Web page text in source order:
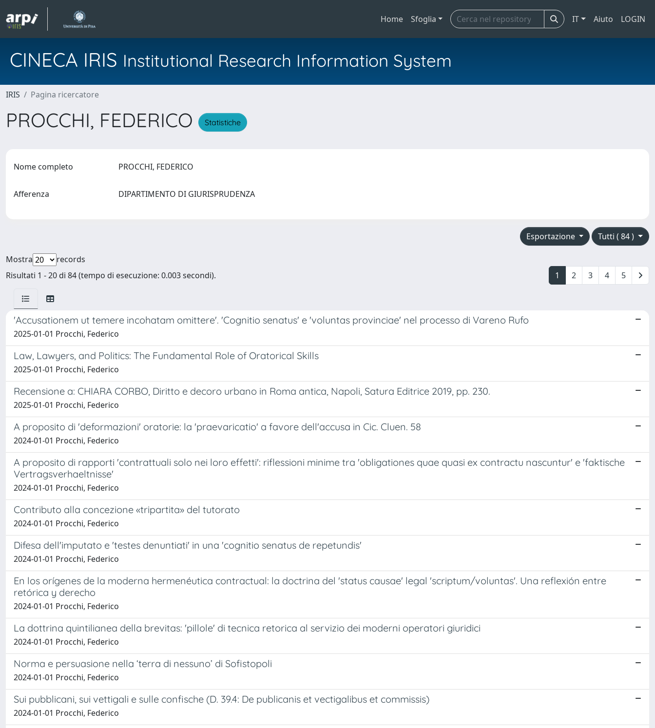
Home Sfoglia IT Aiuto LOGIN
CINECA IRIS Institutional Research Information System
IRIS Pagina ricercatore
PROCCHI, FEDERICO Statistiche
Nome completo PROCCHI, FEDERICO
Afferenza DIPARTIMENTO DI GIURISPRUDENZA
Tutti ( 84 )
Esportazione
Mostra
records
Risultati 1 - 20 di 84 (tempo di esecuzione: 0.003 secondi).
1 2 3 4 5
'Accusationem ut temere incohatam omittere'. 'Cognitio senatus' e 'voluntas provinciae' nel processo di Vareno Rufo
2025-01-01 Procchi, Federico
Law, Lawyers, and Politics: The Fundamental Role of Oratorical Skills
2025-01-01 Procchi, Federico
Recensione a: CHIARA CORBO, Diritto e decoro urbano in Roma antica, Napoli, Satura Editrice 2019, pp. 230.
2025-01-01 Procchi, Federico
A proposito di 'deformazioni' oratorie: la 'praevaricatio' a favore dell'accusa in Cic. Cluen. 58
2024-01-01 Procchi, Federico
A proposito di rapporti 'contrattuali solo nei loro effetti': riflessioni minime tra 'obligationes quae quasi ex contractu nascuntur' e 'faktische
Vertragsverhaeltnisse'
2024-01-01 Procchi, Federico
Contributo alla concezione «tripartita» del tutorato
2024-01-01 Procchi, Federico
Difesa dell'imputato e 'testes denuntiati' in una 'cognitio senatus de repetundis'
2024-01-01 Procchi, Federico
En los orígenes de la moderna hermenéutica contractual: la doctrina del 'status causae' legal 'scriptum/voluntas'. Una reflexión entre
retórica y derecho
2024-01-01 Procchi, Federico
La dottrina quintilianea della brevitas: 'pillole' di tecnica retorica al servizio dei moderni operatori giuridici
2024-01-01 Procchi, Federico
Norma e persuasione nella ‘terra di nessuno’ di Sofistopoli
2024-01-01 Procchi, Federico
Sui pubblicani, sui vettigali e sulle confische (D. 39.4: De publicanis et vectigalibus et commissis)
2024-01-01 Procchi, Federico